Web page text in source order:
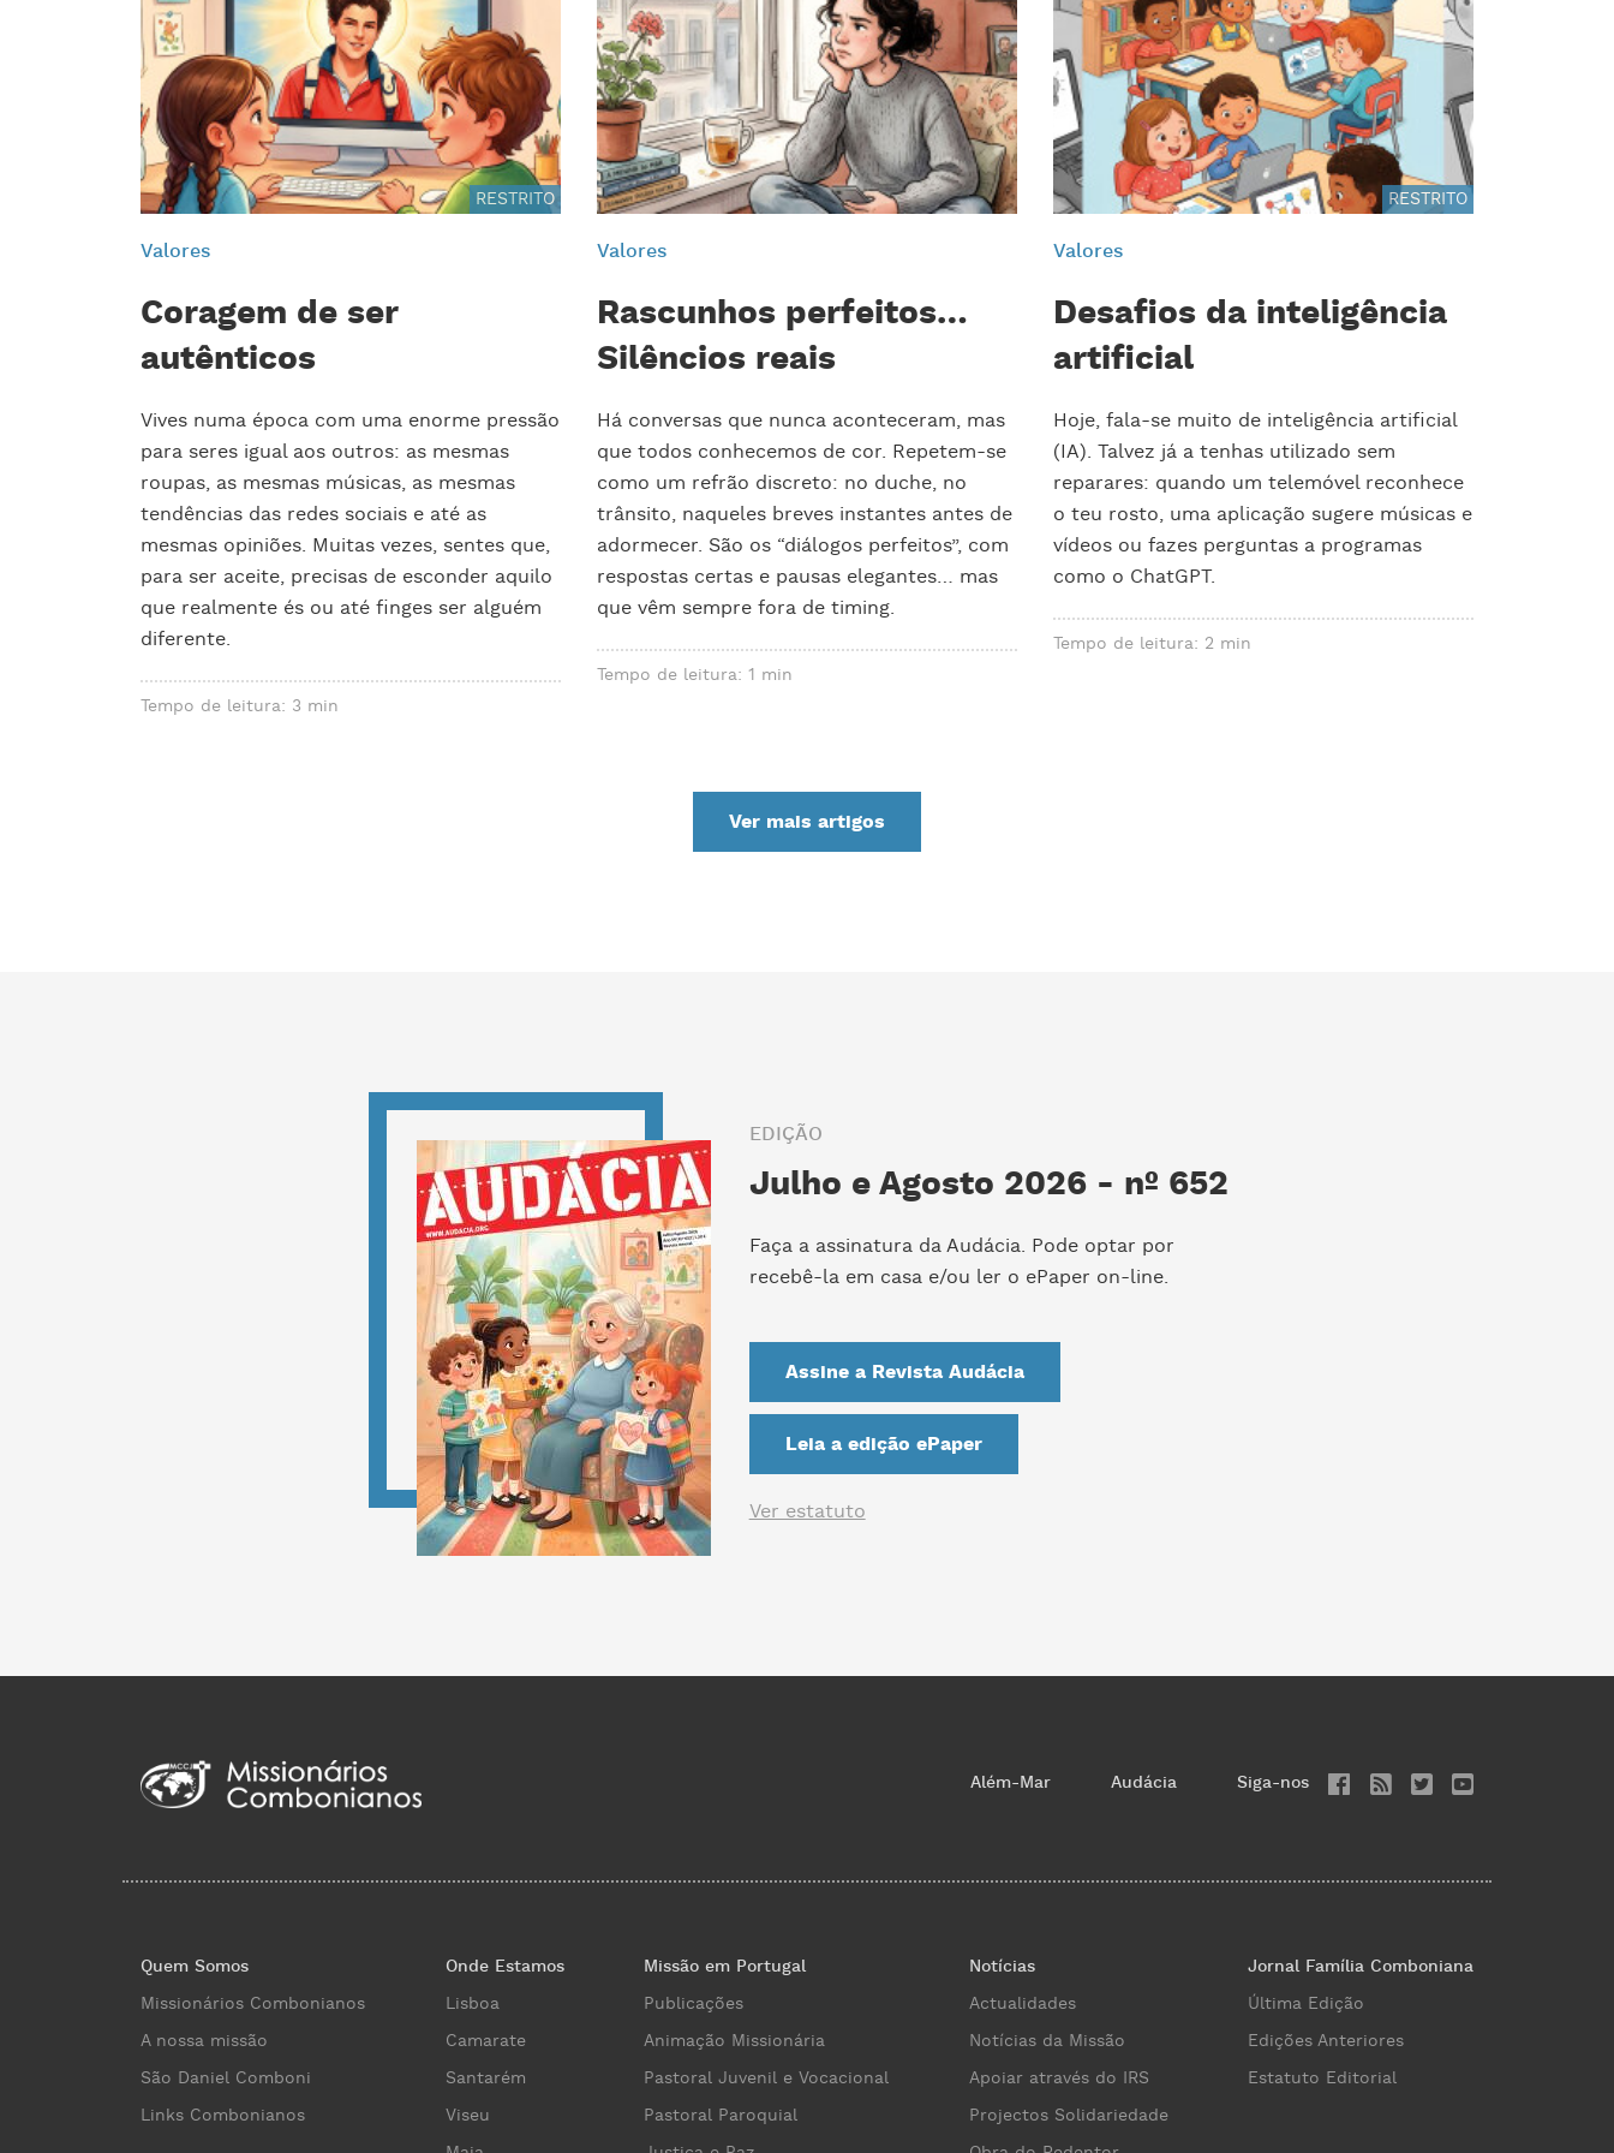
RESTRITO
Valores
Coragem de ser
autênticos
Vives numa época com uma enorme pressão
para seres igual aos outros: as mesmas
roupas, as mesmas músicas, as mesmas
tendências das redes sociais e até as
mesmas opiniões. Muitas vezes, sentes que,
para ser aceite, precisas de esconder aquilo
que realmente és ou até finges ser alguém
diferente.
Tempo de leitura: 3 min
Valores
Rascunhos perfeitos…
Silêncios reais
Há conversas que nunca aconteceram, mas
que todos conhecemos de cor. Repetem-se
como um refrão discreto: no duche, no
trânsito, naqueles breves instantes antes de
adormecer. São os “diálogos perfeitos”, com
respostas certas e pausas elegantes… mas
que vêm sempre fora de timing.
Tempo de leitura: 1 min
RESTRITO
Valores
Desafios da inteligência
artificial
Hoje, fala-se muito de inteligência artificial
(IA). Talvez já a tenhas utilizado sem
reparares: quando um telemóvel reconhece
o teu rosto, uma aplicação sugere músicas e
vídeos ou fazes perguntas a programas
como o ChatGPT.
Tempo de leitura: 2 min
Ver mais artigos
EDIÇÃO
Julho e Agosto 2026 - nº 652
Faça a assinatura da Audácia. Pode optar por
recebê-la em casa e/ou ler o ePaper on-line.
Assine a Revista Audácia
Leia a edição ePaper
Ver estatuto
Além-Mar Audácia Siga-nos
Quem Somos
Missionários Combonianos
A nossa missão
São Daniel Comboni
Links Combonianos
Onde Estamos
Lisboa
Camarate
Santarém
Viseu
Missão em Portugal
Publicações
Animação Missionária
Pastoral Juvenil e Vocacional
Pastoral Paroquial
Notícias
Actualidades
Notícias da Missão
Apoiar através do IRS
Projectos Solidariedade
Jornal Família Comboniana
Última Edição
Edições Anteriores
Estatuto Editorial